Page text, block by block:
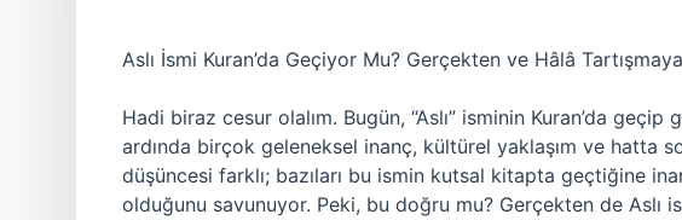
Aslı İsmi Kuran’da Geçiyor Mu? Gerçekten ve Hâlâ
Hadi biraz cesur olalım. Bugün, “Aslı” isminin Kuran’da
ardında birçok geleneksel inanç, kültürel yaklaşım ve hatta
düşüncesi farklı; bazıları bu ismin kutsal kitapta geçtiğine
olduğunu savunuyor. Peki, bu doğru mu? Gerçekten de Aslı